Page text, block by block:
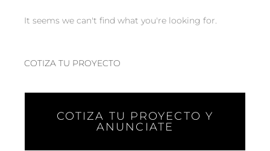
It seems we can't find what you're looking for.
COTIZA TU PROYECTO
COTIZA TU PROYECTO Y
ANUNCIATE